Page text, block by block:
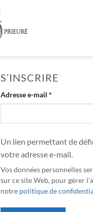
S’INSCRIRE
Adresse e-mail *
Un lien permettant de
votre adresse e-mail.
Vos données personnelles
sur ce site Web, pour gérer
notre politique de